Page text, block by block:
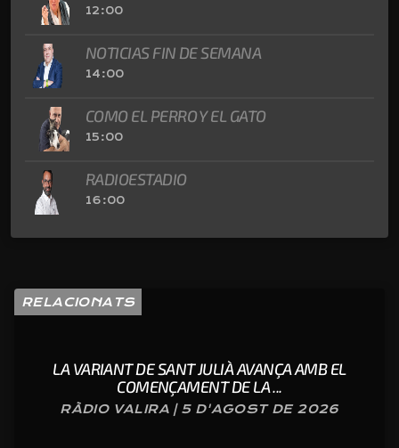
12:00
NOTICIAS FIN DE SEMANA
14:00
COMO EL PERRO Y EL GATO
15:00
RADIOESTADIO
16:00
RELACIONATS
LA VARIANT DE SANT JULIÀ AVANÇA AMB EL
COMENÇAMENT DE LA ...
RÀDIO VALIRA | 5 D'AGOST DE 2026